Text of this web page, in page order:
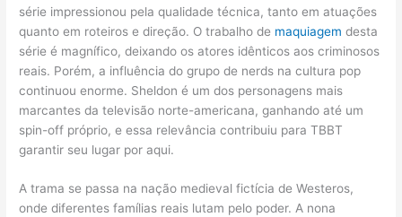
série impressionou pela qualidade técnica, tanto em atuações
quanto em roteiros e direção. O trabalho de maquiagem desta
série é magnífico, deixando os atores idênticos aos criminosos
reais. Porém, a influência do grupo de nerds na cultura pop
continuou enorme. Sheldon é um dos personagens mais
marcantes da televisão norte-americana, ganhando até um
spin-off próprio, e essa relevância contribuiu para TBBT
garantir seu lugar por aqui.
A trama se passa na nação medieval fictícia de Westeros,
onde diferentes famílias reais lutam pelo poder. A nona